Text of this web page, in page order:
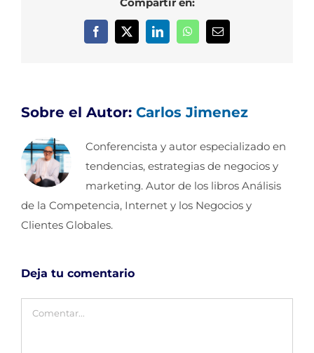
Facebook
X LinkedInWhatsAppCorreo
Sobre el Autor: Carlos Jimenez
Conferencista y autor especializado en
tendencias, estrategias de negocios y
marketing. Autor de los libros Análisis
de la Competencia, Internet y los Negocios y
Clientes Globales.
Deja tu comentario
Comentar